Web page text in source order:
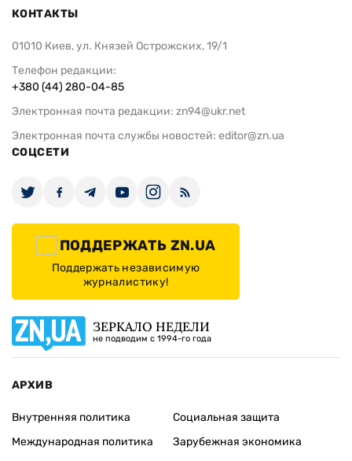
КОНТАКТЫ
01010 Киев, ул. Князей Острожских, 19/1
Телефон редакции:
+380 (44) 280-04-85
Электронная почта редакции: zn94@ukr.net
Электронная почта службы новостей: editor@zn.ua
СОЦСЕТИ
ПОДДЕРЖАТЬ ZN.UA
Поддержать независимую
журналистику!
ЗЕРКАЛО НЕДЕЛИ
не подводим с 1994-го года
АРХИВ
Внутренняя политика
Международная политика
Социальная защита
Зарубежная экономика